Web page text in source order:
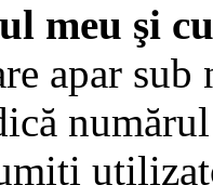
meu şi
apar sub
numărul